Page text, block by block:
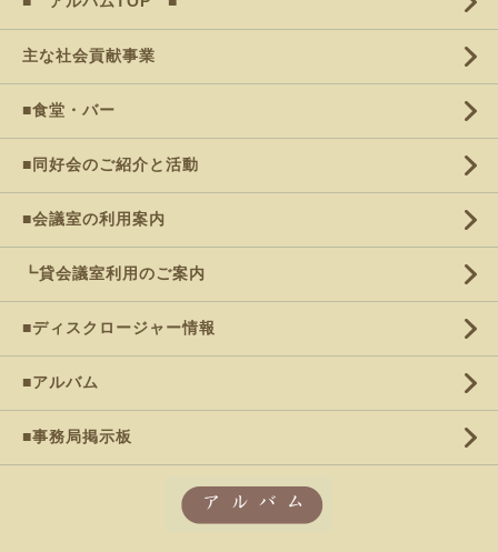
主な社会貢献事業
■食堂・バー
■同好会のご紹介と活動
■会議室の利用案内
┗貸会議室利用のご案内
■ディスクロージャー情報
■アルバム
■事務局掲示板